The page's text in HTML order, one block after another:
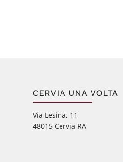
CERVIA UNA VOLTA
Via Lesina, 11
48015 Cervia RA